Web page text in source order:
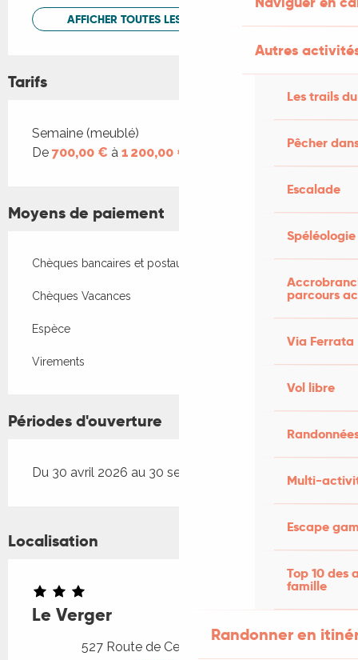
Autres
Les trails
Pêcher
Escalade
Spéléologie
parcours
Via Ferrata
Vol libre
Multi-
Escape
Top 10 des
famille
Randonner en
AFFICHER TOUTES LES PRESTATIONS
Tarifs
Tarifs 2026
Semaine (meublé)
De 700,00 € à 1 200,00 €
Moyens de paiement
Chèques bancaires et postaux
Chèques Vacances
Espèce
Virements
Périodes d'ouverture
Du 30 avril 2026 au 30 septembre 2026
Localisation
Le Verger
527 Route de Cels, 46140 Parnac